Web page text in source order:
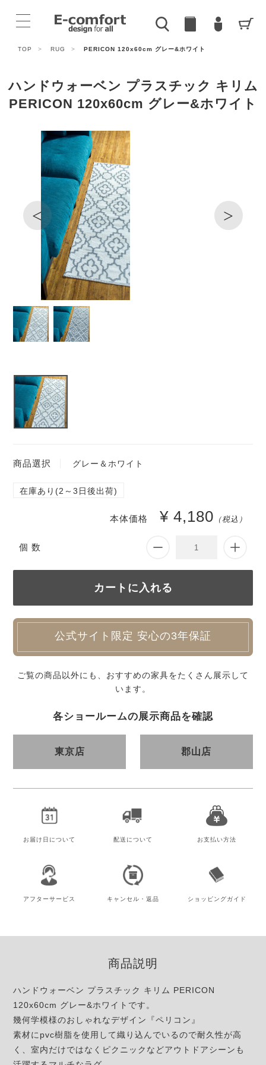
TOP > RUG > PERICON 120x60cm グレー&ホワイト
ハンドウォーベン プラスチック キリム
PERICON 120x60cm グレー&ホワイト
< >
商品選択 グレー＆ホワイト
在庫あり(2～3日後出荷)
個 数
本体価格 ¥ 4,180 （税込）
公式サイト限定 安心の3年保証
ご覧の商品以外にも、おすすめの家具をたくさん展示して
います。
各ショールームの展示商品を確認
東京店 郡山店
お届け日 について 配送について お支払い方法
アフターサービス キャンセル・ 返品 ショッピングガイド
商品説明
ハンドウォーベン プラスチック キリム PERICON
120x60cm グレー&ホワイトです。
幾何学模様のおしゃれなデザイン『ペリコン』
素材にpvc樹脂を使用して織り込んでいるので耐久性が高
く、室内だけではなくピクニックなどアウトドアシーンも